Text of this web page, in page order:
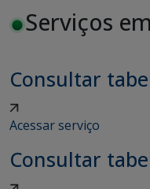
Serviços
Consultar
Acessar serviço
Consultar